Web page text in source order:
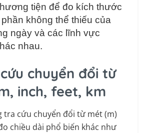
tiện để đo kích thước
không thể thiếu của
ngày và các lĩnh vực
nhau.
chuyển đổi từ
inch, feet, km
tra cứu chuyển đổi từ mét (m)
chiều dài phổ biến khác như